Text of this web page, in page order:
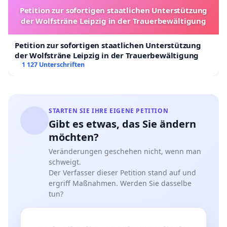
einer Förderung aus einem der Härtefallfonds bzw. für
die Gewährung des Umsatzersatzes im Bereich der
touristischen Beherbergung entweder eine
Privatzimmervermietung oder ein gewerblicher
Beherbergungsbetrieb vorliegen. Da unsere
BVG-Nov 1974 BGBl 1974/444). Wir sind auch kein
Gewerbebetrieb im Sinne der Gewebeordnung 1994.
Laut Auskunft des Bundesministeriums für
Landwirtschaft, Regionen und Tourismus (Katharina
Mayer-Ertl) kann die Vermietung der Chalets nur
Wohnraumvermietung qualifiziert werden. Für
Einbußen aus einer solchen Vermietung gibt es keine
Unterstützung. NUR und jetzt kommt das große
Wenn wir Wohnräume vermieten würden, wäre in den
Petition zur sofortigen staatlichen Unterstützung
der Wolfsträne Leipzig in der Trauerbewältigung
Petition zur sofortigen staatlichen Unterstützung
der Wolfsträne Leipzig in der Trauerbewältigung
1 127 Unterschriften
STARTEN SIE IHRE EIGENE PETITION
Gibt es etwas, das Sie ändern
möchten?
Veränderungen geschehen nicht, wenn man
schweigt.
Der Verfasser dieser Petition stand auf und
ergriff Maßnahmen. Werden Sie dasselbe
tun?